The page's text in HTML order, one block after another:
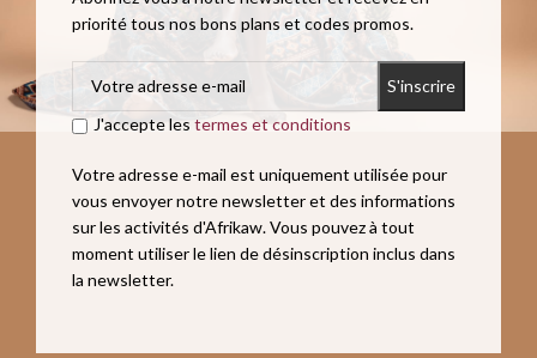
priorité tous nos bons plans et codes promos.
J'accepte les termes et conditions
Votre adresse e-mail est uniquement utilisée pour
vous envoyer notre newsletter et des informations
sur les activités d'Afrikaw. Vous pouvez à tout
moment utiliser le lien de désinscription inclus dans
la newsletter.